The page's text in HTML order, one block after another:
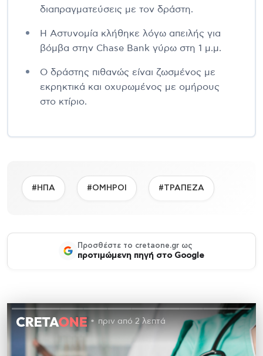
διαπραγματεύσεις με τον δράστη.
Η Αστυνομία κλήθηκε λόγω απειλής για
βόμβα στην Chase Bank γύρω στη 1 μ.μ.
Ο δράστης πιθανώς είναι ζωσμένος με
εκρηκτικά και οχυρωμένος με ομήρους
στο κτίριο.
#ΗΠΑ #ΟΜΗΡΟΙ #ΤΡΑΠΕΖΑ
Προσθέστε το cretaone.gr ως
προτιμώμενη πηγή στο Google
πριν από 2 λεπτά